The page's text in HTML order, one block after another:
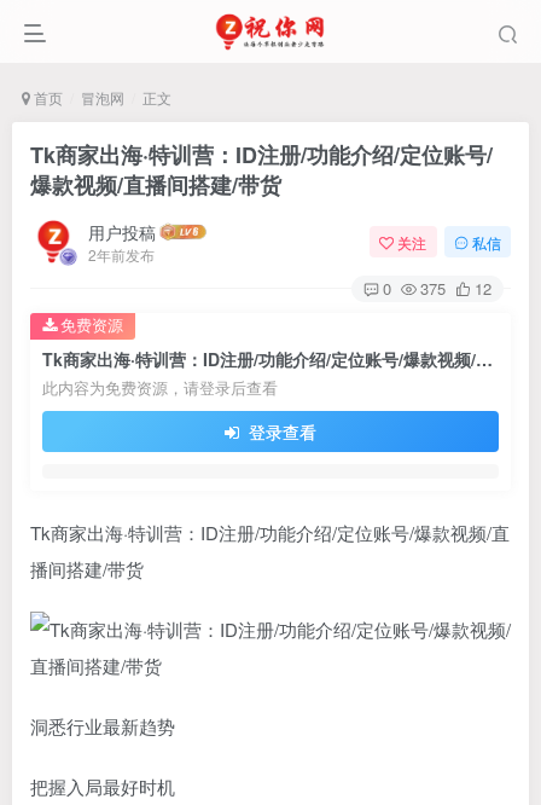
首页 冒泡网 正文
Tk商家出海·特训营：ID注册/功能介绍/定位账号/
爆款视频/直播间搭建/带货
用户投稿
2年前发布
关注 私信
0 375 12
Tk商家出海·特训营：ID注册/功能介绍/定位账号/爆款视频/直播间搭建/带货
此内容为免费资源，请登录后查看
登录查看
免费资源
Tk商家出海·特训营：ID注册/功能介绍/定位账号/爆款视频/直
播间搭建/带货
洞悉行业最新趋势
把握入局最好时机